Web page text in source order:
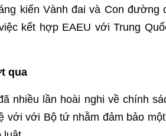
kiến Vành đai và Con đường
kết hợp EAEU với Trung
qua
nhiều lần hoài nghi về chính
với với Bộ tứ nhằm đảm bảo